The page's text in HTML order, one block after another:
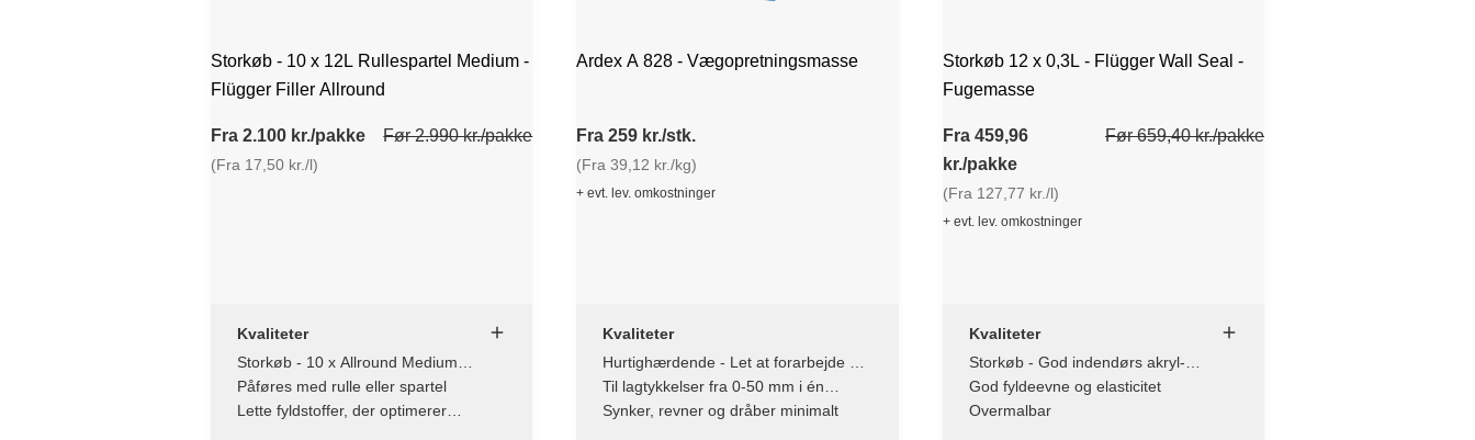
Storkøb - 10 x 12L Rullespartel Medium -
Flügger Filler Allround
Fra 2.100 kr./pakke
(Fra 17,50 kr./l)
Før 2.990 kr./pakke
Kvaliteter
Storkøb - 10 x Allround Medium
Rullespartel
Påføres med rulle eller spartel
Lette fyldstoffer, der optimerer
Ardex A 828 - Vægopretningsmasse
Fra 259 kr./stk.
(Fra 39,12 kr./kg)
+ evt. lev. omkostninger
Kvaliteter
Hurtighærdende - Let at forarbejde og
efterbehandle
Til lagtykkelser fra 0-50 mm i én
arbejdsgang
Synker, revner og dråber minimalt
Storkøb 12 x 0,3L - Flügger Wall Seal -
Fugemasse
Fra 459,96
kr./pakke
(Fra 127,77 kr./l)
+ evt. lev. omkostninger
Før 659,40 kr./pakke
Kvaliteter
Storkøb - God indendørs akryl-
fugemasse
God fyldeevne og elasticitet
Overmalbar